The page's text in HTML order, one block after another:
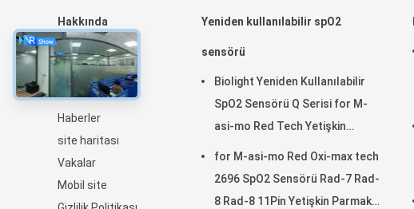
Hakkında
Ev
Ürünler
Hakkımızda
Haberler
site haritası
Vakalar
Mobil site
Yeniden kullanılabilir spO2
sensörü
Biolight Yeniden Kullanılabilir
SpO2 Sensörü Q Serisi for M-
asi-mo Red Tech Yetişkin
for M-asi-mo Red Oxi-max tech
2696 SpO2 Sensörü Rad-7 Rad-
8 Rad-8 11Pin Yetişkin Parmak